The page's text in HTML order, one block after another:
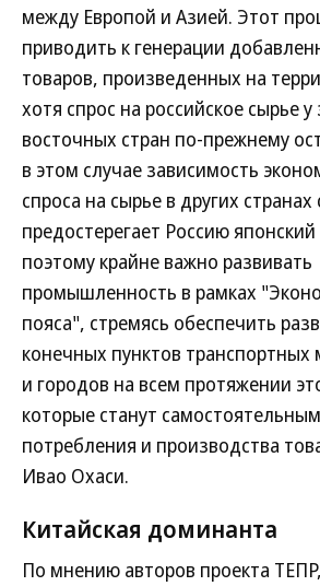
между Европой и Азией. Этот
приводить к генерации
товаров, произведенных на
хотя спрос на российское сырье
восточных стран по-прежнему
в этом случае зависимость
спроса на сырье в других
предостерегает Россию
поэтому крайне важно развивать
промышленность в рамках
пояса", стремясь обеспечить
конечных пунктов транспортных
и городов на всем протяжении
которые станут
потребления и производства
Ивао Охаси.
Китайская доминанта
По мнению авторов проекта